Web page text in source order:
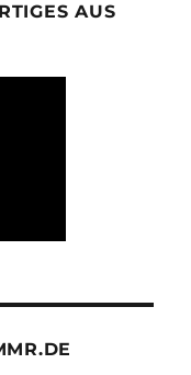
AUS D